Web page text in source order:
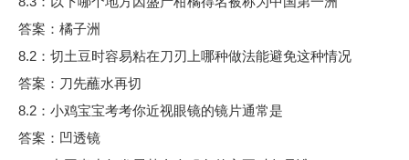
答案：橘子洲
8.2：切土豆时容易粘在刀刃上哪种做法能避免这种情况
答案：刀先蘸水再切
8.2：小鸡宝宝考考你近视眼镜的镜片通常是
答案：凹透镜